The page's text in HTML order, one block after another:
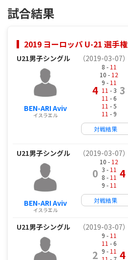
試合結果
2019 ヨーロッパ U-21 選手権
U21男子シングル （2019-03-07）
BEN-ARI Aviv
イスラエル
4
8 - 11
10 - 12
9 - 11
11 - 3
11 - 6
11 - 5
11 - 9
3
対戦結果
U21男子シングル （2019-03-07）
BEN-ARI Aviv
イスラエル
0
10 - 12
3 - 11
8 - 11
9 - 11
4
対戦結果
U21男子シングル （2019-03-07）
2
9 - 11
11 - 6
9 - 11 4